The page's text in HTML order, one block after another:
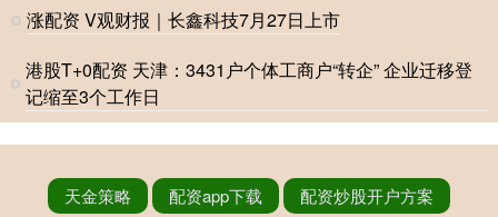
涨配资 V观财报｜长鑫科技7月27日上市
港股T+0配资 天津：3431户个体工商户“转企” 企业迁移登
记缩至3个工作日
天金策略 配资app下载
配资炒股开户方案